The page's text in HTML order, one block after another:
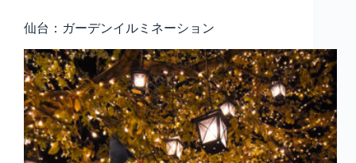
仙台：ガーデンイルミネーション